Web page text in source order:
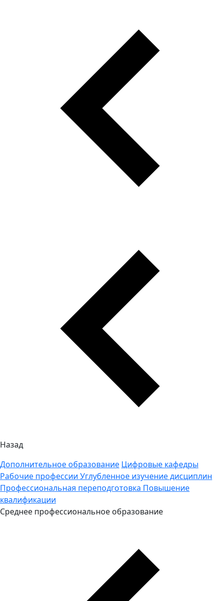
Назад
Дополнительное образование Цифровые кафедры
Рабочие профессии Углубленное изучение дисциплин
Профессиональная переподготовка Повышение
квалификации
Среднее профессиональное образование